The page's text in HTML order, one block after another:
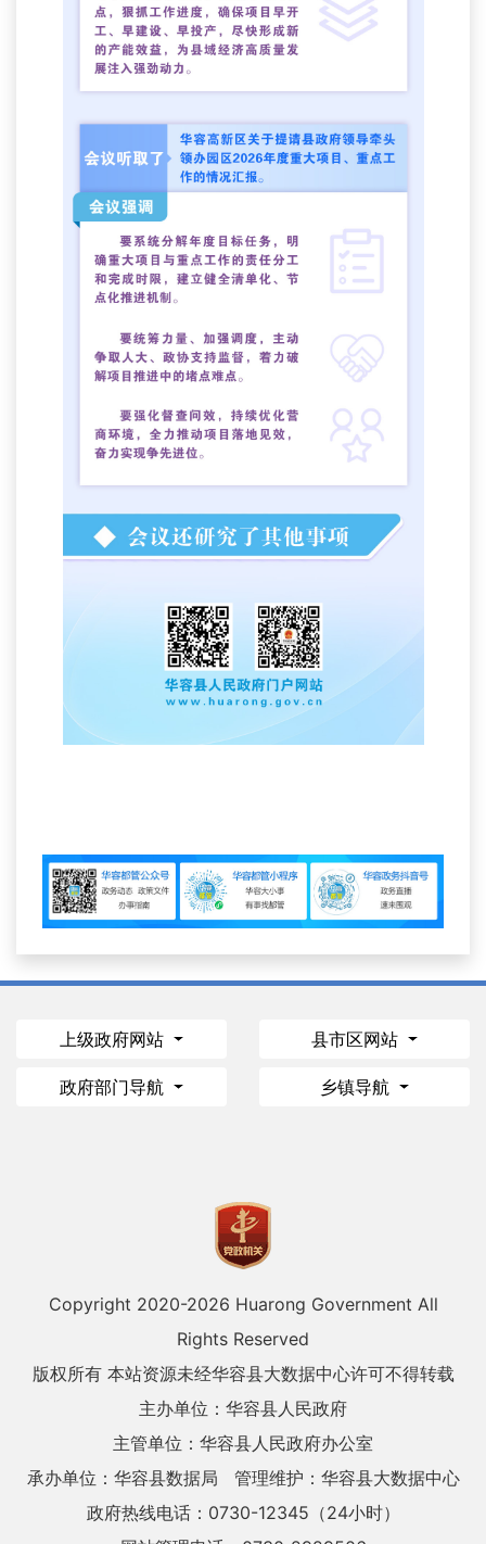
上级政府网站 县市区网站
政府部门导航 乡镇导航
Copyright 2020-2026 Huarong Government All
Rights Reserved
版权所有 本站资源未经华容县大数据中心许可不得转载
主办单位：华容县人民政府
主管单位：华容县人民政府办公室
承办单位：华容县数据局
管理维护：华容县大数据中心
政府热线电话：0730-12345（24小时）